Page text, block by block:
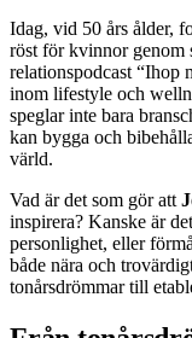
Idag, vid 50 års ålder,
röst för kvinnor genom
relationspodcast “Ihop
inom lifestyle och
speglar inte bara
kan bygga och
värld.
Vad är det som gör att
inspirera? Kanske är
personlighet, eller
både nära och
tonårsdrömmar till